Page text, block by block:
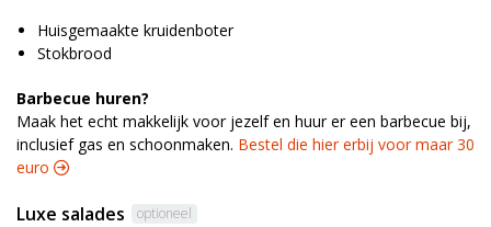
Huisgemaakte kruidenboter
Stokbrood
Barbecue huren?
Maak het echt makkelijk voor jezelf en huur er een barbecue bij,
inclusief gas en schoonmaken. Bestel die hier erbij voor maar 30
euro 
Luxe salades optioneel